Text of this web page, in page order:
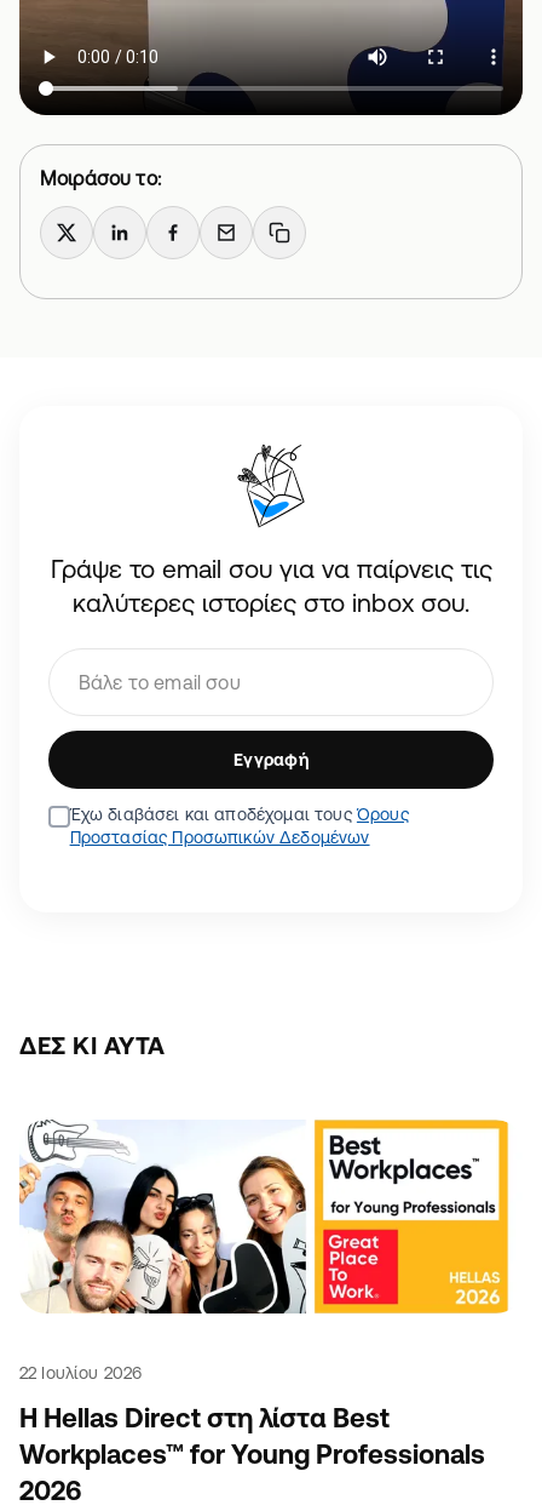
Μοιράσου το:
X LinkedInFacebook
Email Copy link
Γράψε το email σου για να παίρνεις τις
καλύτερες ιστορίες στο inbox σου.
Εγγραφή
Έχω διαβάσει και αποδέχομαι τουςΌρους
Προστασίας Προσωπικών Δεδομένων
ΔΕΣ ΚΙ ΑΥΤΆ
22 Ιουλίου 2026
Η Hellas Direct στη λίστα Best
Workplaces™ for Young Professionals
2026